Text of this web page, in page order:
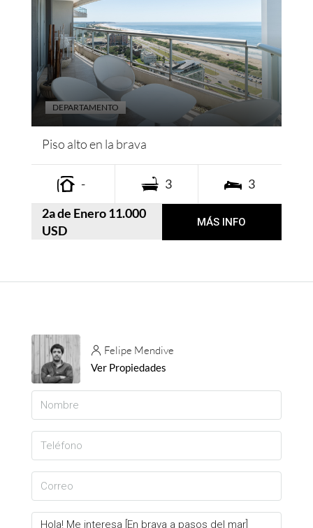
Piso alto en la brava
- 3 3
DEPARTAMENTO
2a de Enero 11.000
USD
MÁS INFO
Felipe Mendive
Ver Propiedades